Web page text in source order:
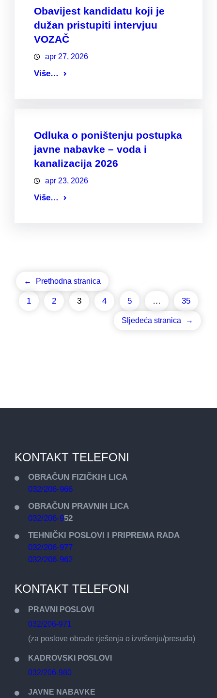
Obavijest kandidatu koji je
dužan pristupiti intervjuu
VOZAČ
apr 27, 2026
Više…
Odluka o poništenju postupka
javne nabavke – voda i
kanalizacija 2026
apr 23, 2026
Više…
← Prethodna stranica
1 2 3 4 5 … 35
Sljedeća stranica →
KONTAKT TELEFONI
OBRAČUN FIZIČKIH LICA
032/206-966
OBRAČUN PRAVNIH LICA
032/206-952
TEHNIČKI POSLOVI I PRIPREMA RADA
032/206-977
032/206-962
KONTAKT TELEFONI
PRAVNI POSLOVI
032/206-971
(za poslove obrade rješenja o izvršenju/presuda)
KADROVSKI POSLOVI
032/206-980
JAVNE NABAVKE